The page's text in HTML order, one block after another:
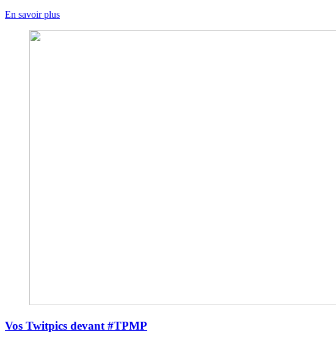
En savoir plus
Vos Twitpics devant #TPMP